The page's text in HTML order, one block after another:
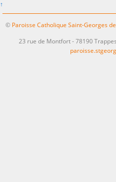
↑
© Paroisse Catholique Saint-Georges
23 rue de Montfort - 78190